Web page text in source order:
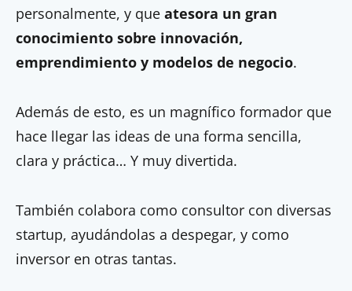
personalmente, y que atesora un gran
conocimiento sobre innovación,
emprendimiento y modelos de negocio.
Además de esto, es un magnífico formador que
hace llegar las ideas de una forma sencilla,
clara y práctica… Y muy divertida.
También colabora como consultor con diversas
startup, ayudándolas a despegar, y como
inversor en otras tantas.